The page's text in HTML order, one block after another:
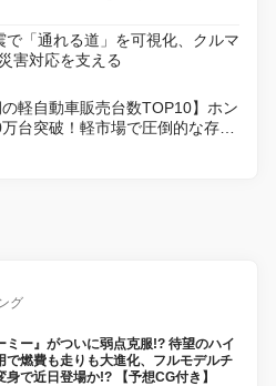
で「通れる道」を可視化、クルマ
害対応を支える
の軽自動車販売台数TOP10】ホン
台突破！軽市場で圧倒的な存在
グ
ミー』がついに弱点克服!? 待望のハイ
で燃費も走りも大進化、フルモデルチ
身で近日登場か!? 【予想CG付き】